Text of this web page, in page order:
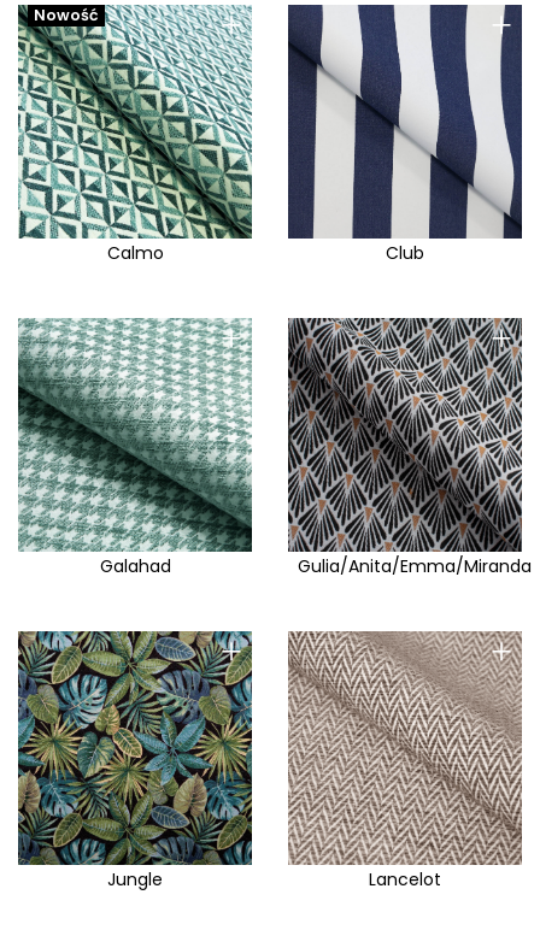
+
Nowość
Calmo
+
Club
+
Galahad
+
Gulia/Anita/Emma/Miranda
+
Jungle
+
Lancelot